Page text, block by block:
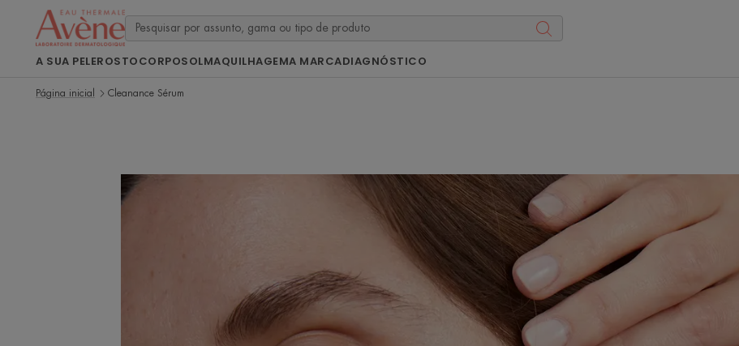
A SUA PELEROSTOCORPOSOLMAQUILHAGEMA MARCADIAGNÓSTICO
Página inicial Cleanance Sérum